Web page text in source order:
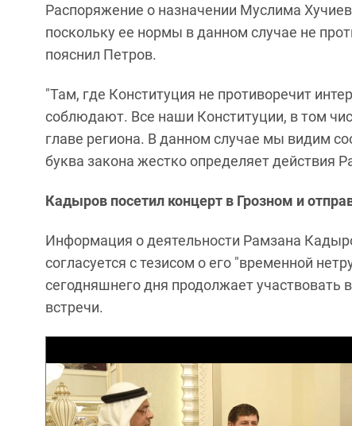
Распоряжение о назначении Муслима
поскольку ее нормы в данном случае не
пояснил Петров.
"Там, где Конституция не противоречит
соблюдают. Все наши Конституции, в том
главе региона. В данном случае мы видим
буква закона жестко определяет действия
Кадыров посетил концерт в Грозном и
Информация о деятельности Рамзана
согласуется с тезисом о его "временной
сегодняшнего дня продолжает участвовать
встречи.